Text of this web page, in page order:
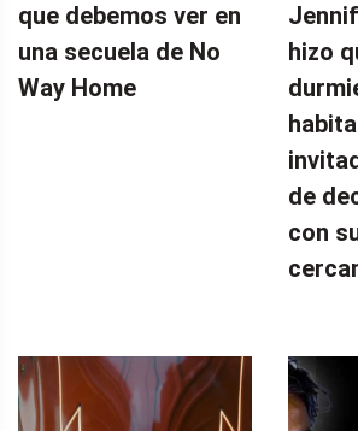
que debemos ver en
una secuela de No
Way Home
hizo
de
con